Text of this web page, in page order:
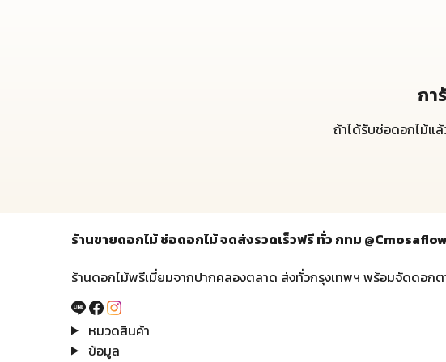
กา
ถ้าได้รับช่อดอกไม้แ
ร้านขายดอกไม้ ช่อดอกไม้ จดส่งรวดเร็วฟรี ทั่ว กทม
ร้านดอกไม้พรีเมี่ยมจากปากคลองตลาด ส่งทั่วกรุงเทพฯ พร้อมจัดดอก
หมวดสินค้า
ข้อมูล